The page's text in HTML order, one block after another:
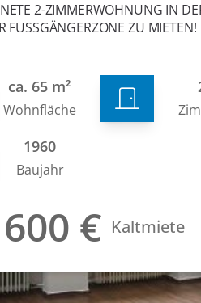
2-ZIMMERWOHNUNG IN
FUSSGÄNGERZONE ZU MIETEN!
ca. 65 m²
Wohnfläche
1960
Baujahr
600 € Kaltmiete